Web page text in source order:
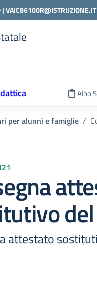
|VAIC86100R@ISTRUZIONE.IT
Albo
per alunni e famiglie
attestato